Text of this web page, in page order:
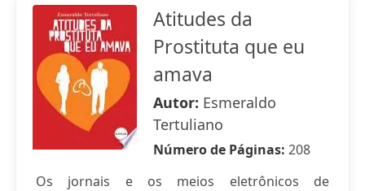
Atitudes da
Prostituta que eu
amava
Autor: Esmeraldo
Tertuliano
Número de Páginas: 208
Os jornais e os meios eletrônicos de